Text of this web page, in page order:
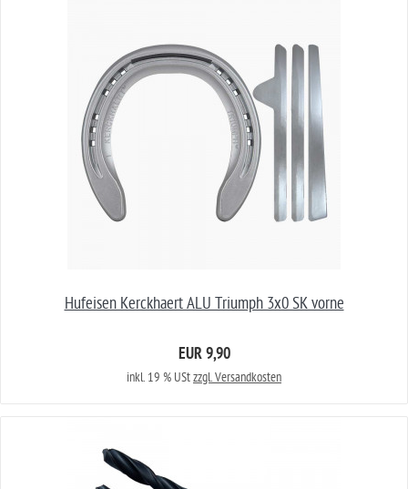
Hufeisen Kerckhaert ALU Triumph 3x0 SK vorne
EUR 9,90
inkl. 19 % UStzzgl. Versandkosten